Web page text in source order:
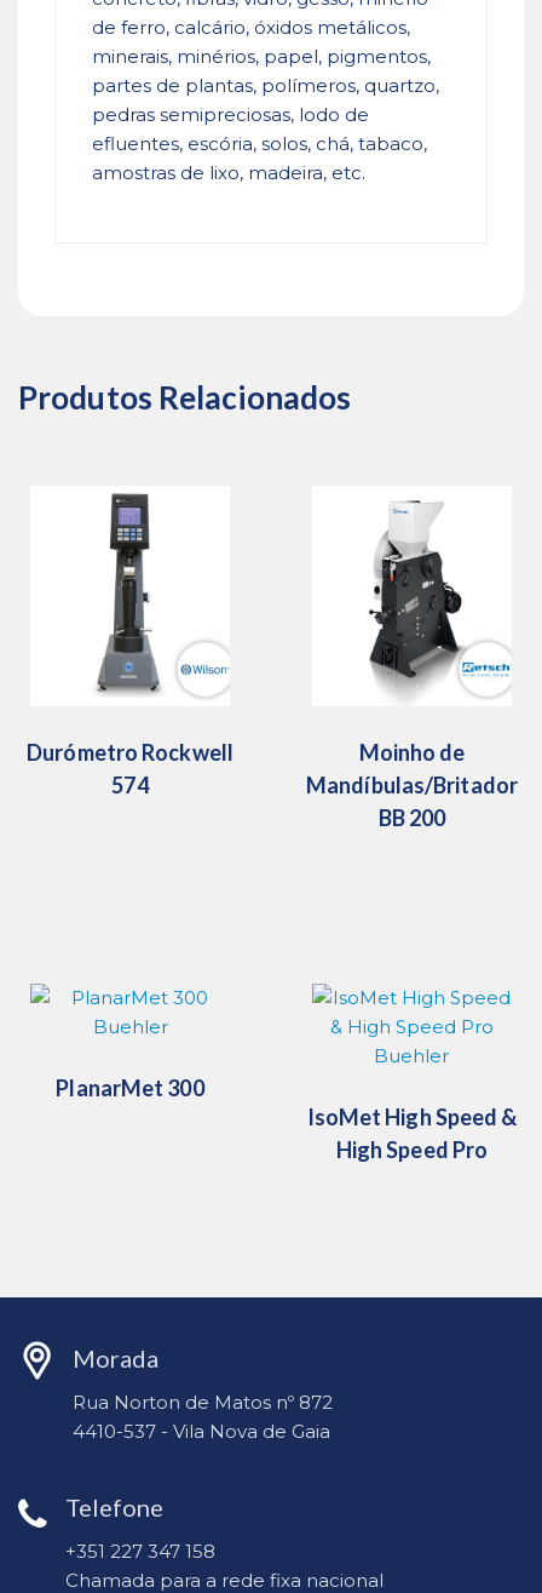
de ferro, calcário, óxidos metálicos,
minerais, minérios, papel, pigmentos,
partes de plantas, polímeros, quartzo,
pedras semipreciosas, lodo de
efluentes, escória, solos, chá, tabaco,
amostras de lixo, madeira, etc.
Produtos Relacionados
Durómetro Rockwell
574
Moinho de
Mandíbulas/Britador
BB 200
PlanarMet 300
IsoMet High Speed &
High Speed ​​Pro
Morada
Rua Norton de Matos nº 872
4410-537 - Vila Nova de Gaia
Telefone
+351 227 347 158
Chamada para a rede fixa nacional